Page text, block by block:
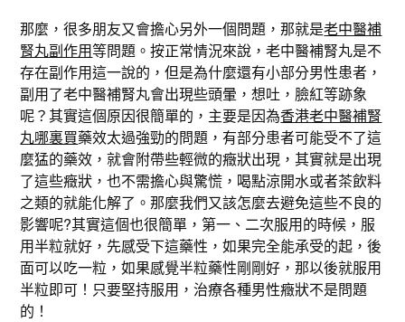
那麼，很多朋友又會擔心另外一個問題，那就是老中醫補
腎丸副作用等問題。按正常情況來說，老中醫補腎丸是不
存在副作用這一說的，但是為什麼還有小部分男性患者，
副用了老中醫補腎丸會出現些頭暈，想吐，臉紅等跡象
呢？其實這個原因很簡單的，主要是因為香港老中醫補腎
丸哪裏買藥效太過強勁的問題，有部分患者可能受不了這
麼猛的藥效，就會附帶些輕微的癥狀出現，其實就是出現
了這些癥狀，也不需擔心與驚慌，喝點涼開水或者茶飲料
之類的就能化解了。那麼我們又該怎麼去避免這些不良的
影響呢?其實這個也很簡單，第一、二次服用的時候，服
用半粒就好，先感受下這藥性，如果完全能承受的起，後
面可以吃一粒，如果感覺半粒藥性剛剛好，那以後就服用
半粒即可！只要堅持服用，治療各種男性癥狀不是問題
的！